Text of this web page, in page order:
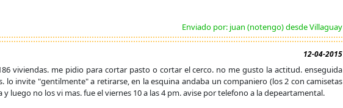
Enviado por: juan (notengo) desde Villaguay
12-04-2015
viviendas. me pidio para cortar pasto o cortar el cerco. no me gusto la actitud. enseguida
lo invite "gentilmente" a retirarse, en la esquina andaba un companiero (los 2 con camisetas
luego no los vi mas. fue el viernes 10 a las 4 pm. avise por telefono a la depeartamental.